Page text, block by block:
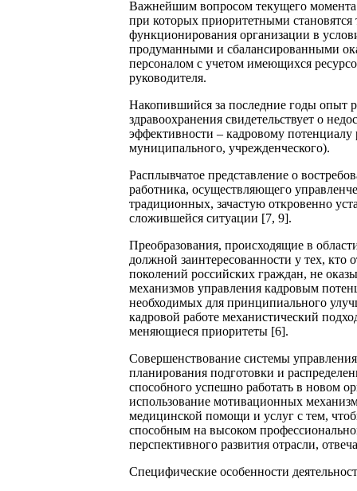
Важнейшим вопросом текущего момента
при которых приоритетными
функционирования организации в
продуманными и сбалансированными
персоналом с учетом имеющихся
руководителя.
Накопившийся за последние годы опыт
здравоохранения свидетельствует о
эффективности – кадровому
муниципального, учрежденческого).
Расплывчатое представление о
работника, осуществляющего
традиционных, зачастую откровенно
сложившейся ситуации [7, 9].
Преобразования, происходящие в
должной заинтересованности у тех, кто
поколений российских граждан, не
механизмов управления кадровым
необходимых для принципиального
кадровой работе механистический
меняющиеся приоритеты [6].
Совершенствование системы
планирования подготовки и
способного успешно работать в новом
использование мотивационных
медицинской помощи и услуг с тем,
способным на высоком
перспективного развития отрасли,
Специфические особенности